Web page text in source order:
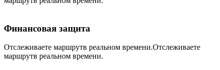
Финансовая защита
Отслеживаете маршрутв реальном времени.Отслеживаете
маршрутв реальном времени.